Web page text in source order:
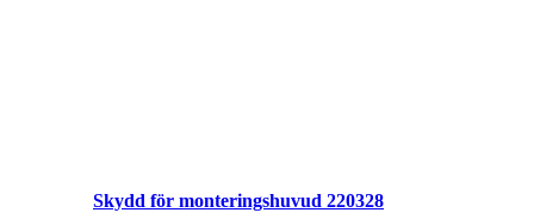
Skydd för monteringshuvud 220328